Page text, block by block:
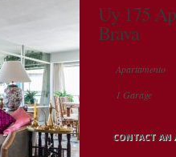
Uy 175
Brava
Apartamento
1 Garage
CONTACT AN